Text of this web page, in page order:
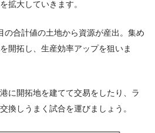
拡大していきます。
の合計値の土地から資源が産出。集め
開拓し、生産効率アップを狙いま
に開拓地を建てて交易をしたり、ラ
換しうまく試合を運びましょう。